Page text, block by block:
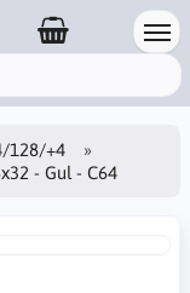
128/+4
- Gul - C64